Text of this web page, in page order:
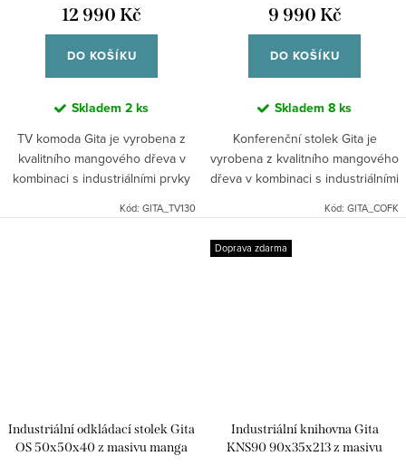
12 990 Kč
DO KOŠÍKU
Skladem 2 ks
TV komoda Gita je vyrobena z
kvalitního mangového dřeva v
kombinaci s industriálními prvky
teplo. Indický industriální nábytek
Kód: GITA_TV130
9 990 Kč
DO KOŠÍKU
Skladem 8 ks
Konferenční stolek Gita je
vyrobena z kvalitního mangového
dřeva v kombinaci s industriálními
vyzařuje teplo. Indický industriální
nábytek mango...
Kód: GITA_COFK
Industriální odkládací stolek Gita
OS 50x50x40 z masivu manga
Doprava zdarma
Industriální knihovna Gita
KNS90 90x35x213 z masivu